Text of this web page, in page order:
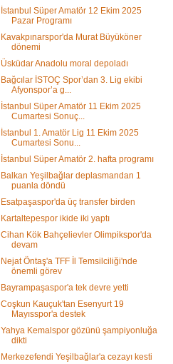
İstanbul Süper Amatör 12 Ekim 2025
Pazar Programı
Kavakpınarspor'da Murat Büyüköner
dönemi
Üsküdar Anadolu moral depoladı
Bağcılar İSTOÇ Spor’dan 3. Lig ekibi
Afyonspor’a g...
İstanbul Süper Amatör 11 Ekim 2025
Cumartesi Sonuç...
İstanbul 1. Amatör Lig 11 Ekim 2025
Cumartesi Sonu...
İstanbul Süper Amatör 2. hafta programı
Balkan Yeşilbağlar deplasmandan 1
puanla döndü
Esatpaşaspor'da üç transfer birden
Kartaltepespor ikide iki yaptı
Cihan Kök Bahçelievler Olimpikspor'da
devam
Nejat Öntaş'a TFF İl Temsilciliği'nde
önemli görev
Bayrampaşaspor'a tek devre yetti
Coşkun Kauçuk'tan Esenyurt 19
Mayısspor'a destek
Yahya Kemalspor gözünü şampiyonluğa
dikti
Merkezefendi Yeşilbağlar'a cezayı kesti